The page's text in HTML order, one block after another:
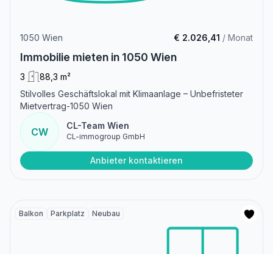
1050 Wien € 2.026,41 / Monat
Immobilie mieten in 1050 Wien
3
88,3 m²
Stilvolles Geschäftslokal mit Klimaanlage – Unbefristeter
Mietvertrag-1050 Wien
CW
CL-Team Wien
CL-immogroup GmbH
Anbieter kontaktieren
Balkon Parkplatz Neubau